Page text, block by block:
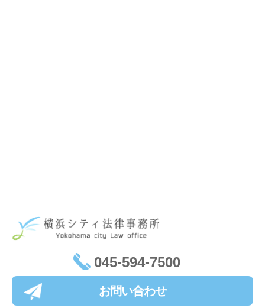
045-594-7500
お問い合わせ